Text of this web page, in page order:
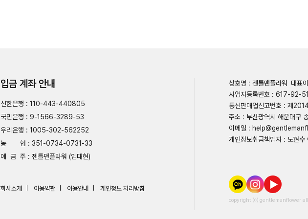
입금 계좌 안내
신한은행 : 110-443-440805
국민은행 : 9-1566-3289-53
우리은행 : 1005-302-562252
농 협 : 351-0734-0731-33
예 금 주 : 젠틀맨플라워 (임대현)
회사소개 이용약관 이용안내 개인정보 처리방침
상호명 : 젠틀맨플라워
대표
사업자등록번호 : 617-92-
통신판매업신고번호 : 제
주소 : 부산광역시 해운대구
이메일 :
개인정보취급책임자 : 노현수
copyright ⒞ gentlemanflower